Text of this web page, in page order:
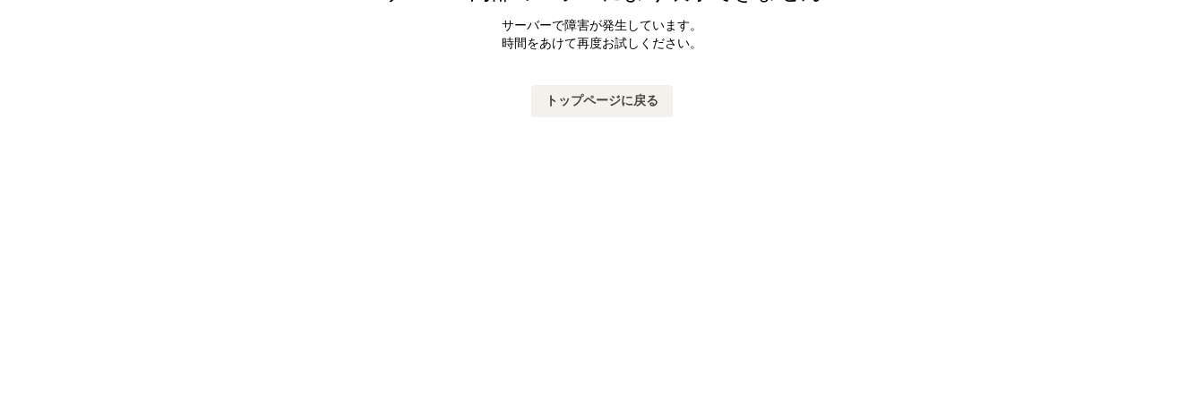
サーバーで障害が発生しています。
時間をあけて再度お試しください。
トップページに戻る